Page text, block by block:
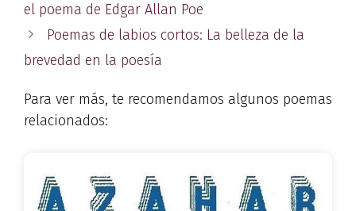
el poema de Edgar Allan Poe
Poemas de labios cortos: La belleza de la
brevedad en la poesía
Para ver más, te recomendamos algunos poemas
relacionados: